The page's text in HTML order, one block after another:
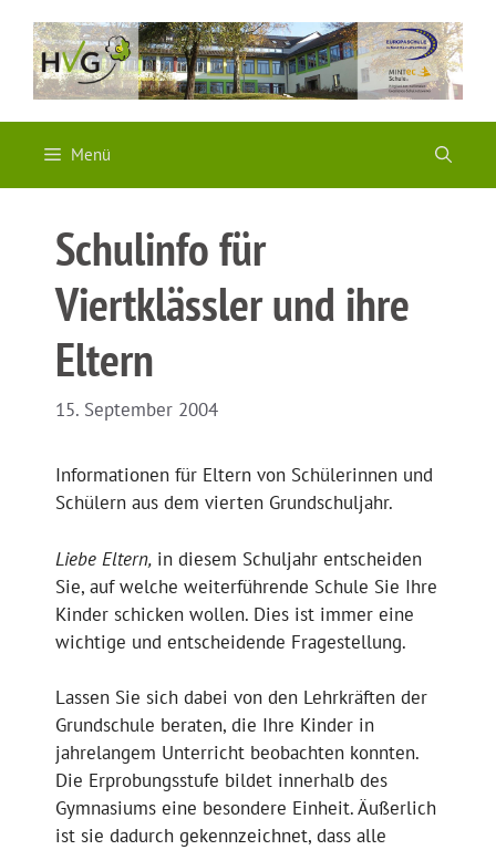
Inhalt
springen
Menü
Schulinfo für
Viertklässler und ihre
Eltern
15. September 2004
Informationen für Eltern von Schülerinnen und
Schülern aus dem vierten Grundschuljahr.
Liebe Eltern, in diesem Schuljahr entscheiden
Sie, auf welche weiterführende Schule Sie Ihre
Kinder schicken wollen. Dies ist immer eine
wichtige und entscheidende Fragestellung.
Lassen Sie sich dabei von den Lehrkräften der
Grundschule beraten, die Ihre Kinder in
jahrelangem Unterricht beobachten konnten.
Die Erprobungsstufe bildet innerhalb des
Gymnasiums eine besondere Einheit. Äußerlich
ist sie dadurch gekennzeichnet, dass alle